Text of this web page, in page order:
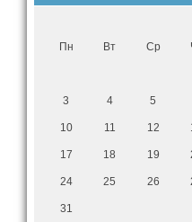
Пн Вт Ср
3 4 5
10 11 12
17 18 19
24 25 26
31